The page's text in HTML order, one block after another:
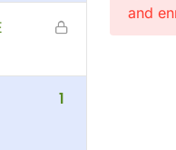
1
and